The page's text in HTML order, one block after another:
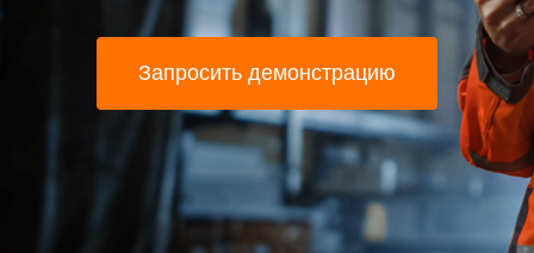
Запросить демонстрацию